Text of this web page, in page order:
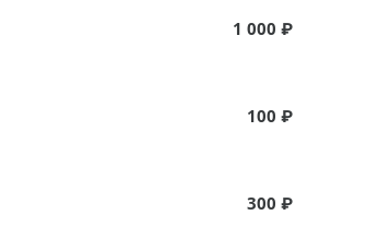
1 000 ₽
100 ₽
300 ₽